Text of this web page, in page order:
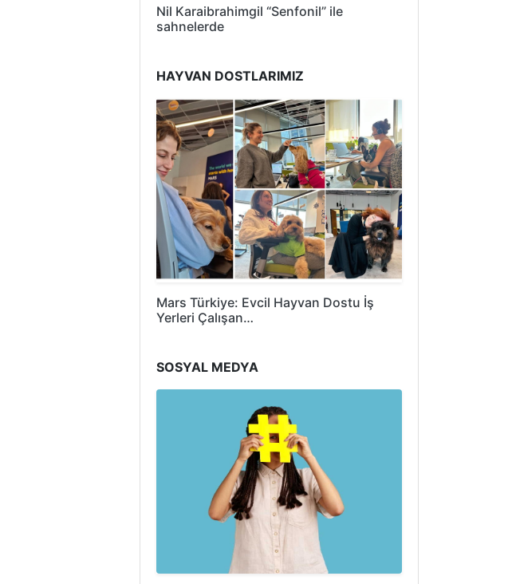
Nil Karaibrahimgil “Senfonil” ile
sahnelerde
HAYVAN DOSTLARIMIZ
Mars Türkiye: Evcil Hayvan Dostu İş
Yerleri Çalışan…
SOSYAL MEDYA